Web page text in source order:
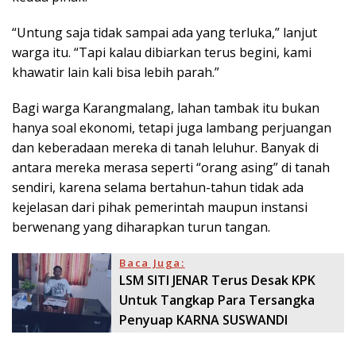
“Untung saja tidak sampai ada yang terluka,” lanjut
warga itu. “Tapi kalau dibiarkan terus begini, kami
khawatir lain kali bisa lebih parah.”
Bagi warga Karangmalang, lahan tambak itu bukan
hanya soal ekonomi, tetapi juga lambang perjuangan
dan keberadaan mereka di tanah leluhur. Banyak di
antara mereka merasa seperti “orang asing” di tanah
sendiri, karena selama bertahun-tahun tidak ada
kejelasan dari pihak pemerintah maupun instansi
berwenang yang diharapkan turun tangan.
Baca Juga:
LSM SITI JENAR Terus Desak KPK
Untuk Tangkap Para Tersangka
Penyuap KARNA SUSWANDI